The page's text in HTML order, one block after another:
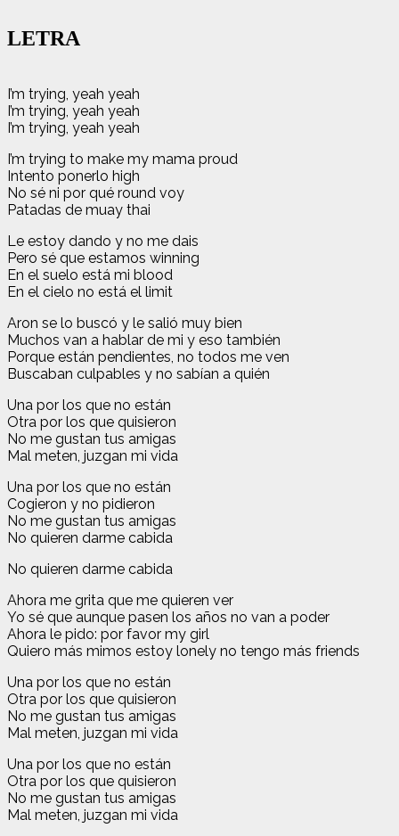
LETRA
I’m trying, yeah yeah
I’m trying, yeah yeah
I’m trying, yeah yeah
I’m trying to make my mama proud
Intento ponerlo high
No sé ni por qué round voy
Patadas de muay thai
Le estoy dando y no me dais
Pero sé que estamos winning
En el suelo está mi blood
En el cielo no está el limit
Aron se lo buscó y le salió muy bien
Muchos van a hablar de mi y eso también
Porque están pendientes, no todos me ven
Buscaban culpables y no sabían a quién
Una por los que no están
Otra por los que quisieron
No me gustan tus amigas
Mal meten, juzgan mi vida
Una por los que no están
Cogieron y no pidieron
No me gustan tus amigas
No quieren darme cabida
No quieren darme cabida
Ahora me grita que me quieren ver
Yo sé que aunque pasen los años no van a poder
Ahora le pido: por favor my girl
Quiero más mimos estoy lonely no tengo más friends
Una por los que no están
Otra por los que quisieron
No me gustan tus amigas
Mal meten, juzgan mi vida
Una por los que no están
Otra por los que quisieron
No me gustan tus amigas
Mal meten, juzgan mi vida